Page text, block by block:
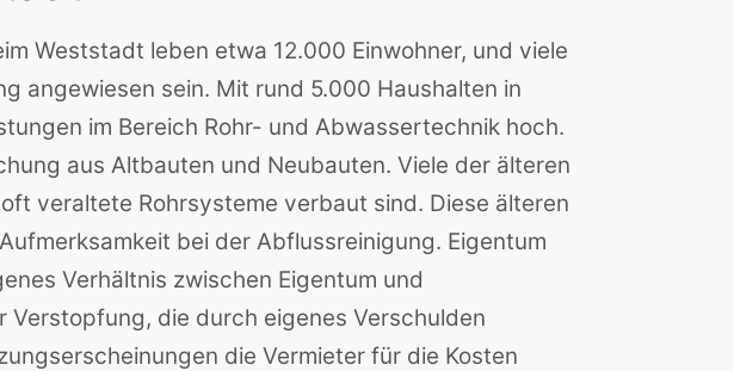
Weststadt leben etwa 12.000 Einwohner, und viele
angewiesen sein. Mit rund 5.000 Haushalten in
im Bereich Rohr- und Abwassertechnik hoch.
aus Altbauten und Neubauten. Viele der älteren
veraltete Rohrsysteme verbaut sind. Diese älteren
bei der Abflussreinigung. Eigentum
Verhältnis zwischen Eigentum und
Verstopfung, die durch eigenes Verschulden
die Vermieter für die Kosten